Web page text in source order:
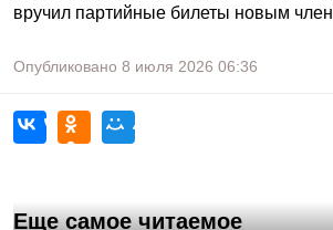
вручил партийные билеты новым
Опубликовано 8 июля 2026 06:36
Еще самое читаемое